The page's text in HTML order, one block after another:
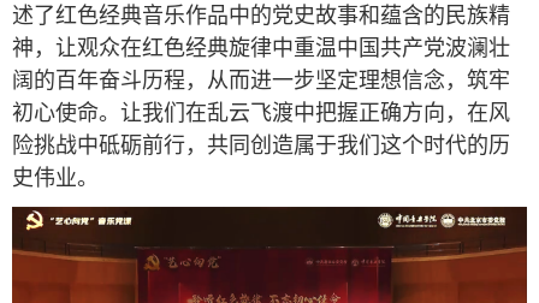
述了红色经典音乐作品中的党史故事和蕴含的民族精
神，让观众在红色经典旋律中重温中国共产党波澜壮
阔的百年奋斗历程，从而进一步坚定理想信念，筑牢
初心使命。让我们在乱云飞渡中把握正确方向，在风
险挑战中砥砺前行，共同创造属于我们这个时代的历
史伟业。